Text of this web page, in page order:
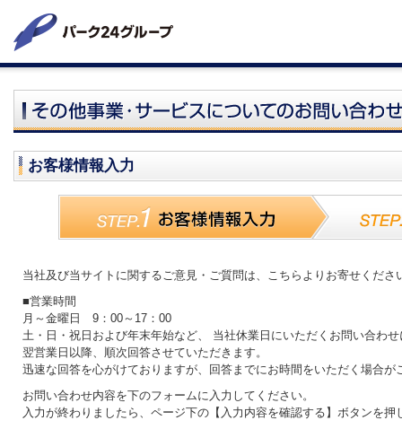
お客様情報入力
当社及び当サイトに関するご意見・ご質問は、こちらよりお寄せくださ
■営業時間
月～金曜日 9：00～17：00
土・日・祝日および年末年始など、
当社休業日にいただくお問い合わ
翌営業日以降、順次回答させていただきます。
迅速な回答を心がけておりますが、回答までにお時間をいただく場合
お問い合わせ内容を下のフォームに入力してください。
入力が終わりましたら、ページ下の【入力内容を確認する】ボタンを押